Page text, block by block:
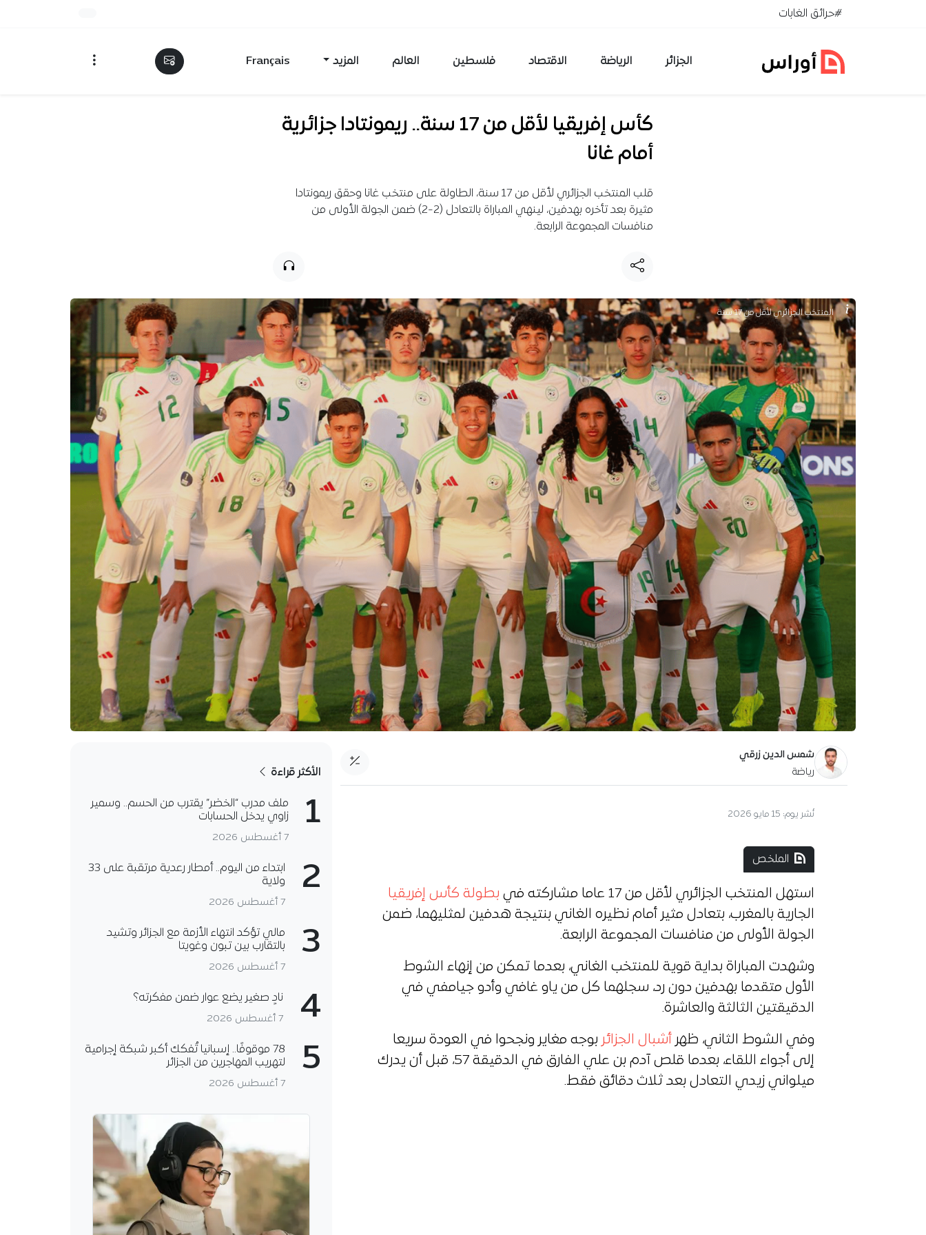
تخطي إلى المحتوى#حرائق الغابات
الجزائر الرياضة الاقتصاد فلسطين العالم المزيد Français
كأس إفريقيا لأقل من 17 سنة.. ريمونتادا جزائرية
أمام غانا
قلب المنتخب الجزائري لأقل من 17 سنة، الطاولة على منتخب غانا وحقق ريمونتادا
مثيرة بعد تأخره بهدفين، لينهي المباراة بالتعادل (2-2) ضمن الجولة الأولى من
منافسات المجموعة الرابعة.
المنتخب الجزائري لأقل من 17 سنة
شمس الدين زرقي
رياضة
نُشر يوم: 15 مايو 2026
الملخص
استهل المنتخب الجزائري لأقل من 17 عاما مشاركته في
بطولة كأس إفريقيا
الجارية بالمغرب، بتعادل مثير أمام نظيره الغاني بنتيجة هدفين لمثليهما، ضمن
الجولة الأولى من منافسات المجموعة الرابعة.
وشهدت المباراة بداية قوية للمنتخب الغاني، بعدما تمكن من إنهاء الشوط
الأول متقدما بهدفين دون رد، سجلهما كل من ياو غافي وأدو جيامفي في
الدقيقتين الثالثة والعاشرة.
وفي الشوط الثاني، ظهر أشبال الجزائر بوجه مغاير ونجحوا في العودة سريعا
إلى أجواء اللقاء، بعدما قلص آدم بن علي الفارق في الدقيقة 57، قبل أن يدرك
ميلواني زيدي التعادل بعد ثلاث دقائق فقط.
الأكثر قراءة
1
ملف مدرب “الخضر” يقترب من الحسم.. وسمير
زاوي يدخل الحسابات
7 أغسطس 2026
2
ابتداء من اليوم.. أمطار رعدية مرتقبة على 33
ولاية
7 أغسطس 2026
3
مالي تؤكد انتهاء الأزمة مع الجزائر وتشيد
بالتقارب بين تبون وغويتا
7 أغسطس 2026
4 نادٍ صغير يضع عوار ضمن مفكرته؟
7 أغسطس 2026
5
78 موقوفًا.. إسبانيا تُفكك أكبر شبكة إجرامية
لتهريب المهاجرين من الجزائر
7 أغسطس 2026